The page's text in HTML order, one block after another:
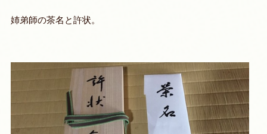
姉弟師の茶名と許状。